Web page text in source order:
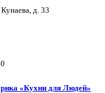
д. 33
«Кухни для Людей»